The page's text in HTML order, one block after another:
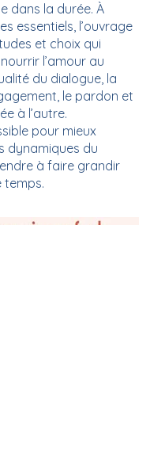
dans la durée. À
essentiels, l’ouvrage
et choix qui
l’amour au
du dialogue, la
le pardon et
à l’autre.
pour mieux
dynamiques du
à faire grandir
temps.